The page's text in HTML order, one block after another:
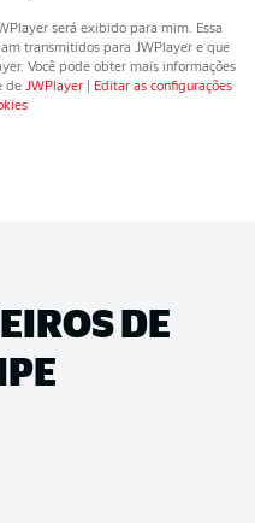
será exibido para mim. Essa
transmitidos para JWPlayere que
. Você pode obter mais informações
de JWPlayer
Editar as configurações
DE